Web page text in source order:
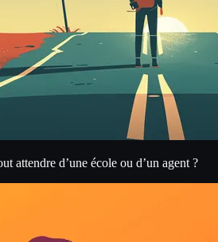
attendre d’une école ou d’un agent ?